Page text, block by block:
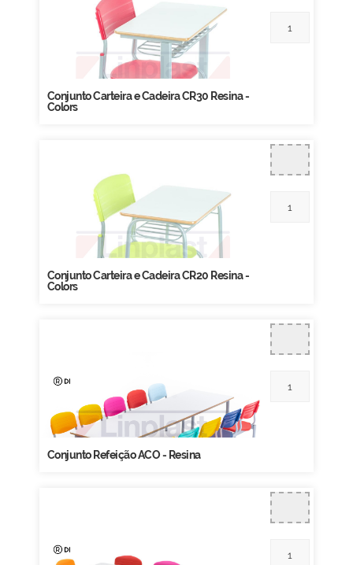
Conjunto Carteira e Cadeira CR30 Resina -
Colors
Conjunto Carteira e Cadeira CR20 Resina -
Colors
Conjunto Refeição ACO - Resina